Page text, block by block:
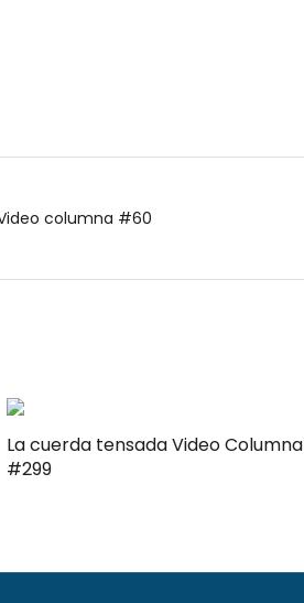
columna #60
La cuerda tensada Video Columna
#299